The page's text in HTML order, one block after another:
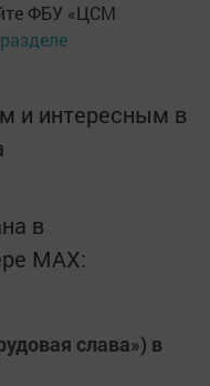
ФБУ «ЦСМ
разделе
и интересным в
в
MАХ:
слава») в